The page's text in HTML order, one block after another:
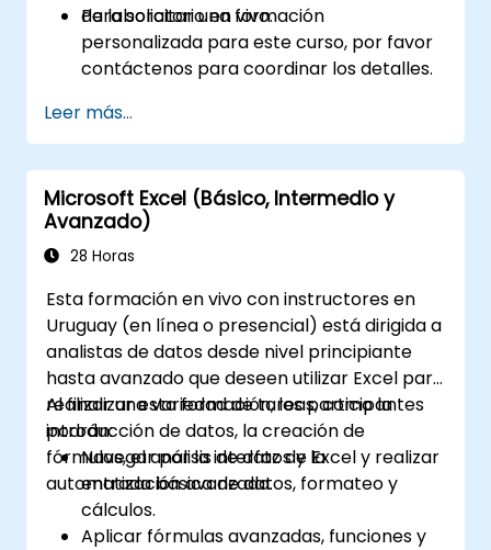
Permite compartir y colaborar en datos en
tiempo real, lo que permite a varios usuarios
trabajar simultáneamente en los mismos
datos. 7. Automatización de tareas: Posibilidad
(Visual Basic for Applications). Excel se utiliza
ampliamente en diversos campos, desde los
negocios hasta la ciencia y la educación. Sus
versátiles funciones permiten analizar datos,
generar informes, presupuestar, elaborar
calendarios, gestionar información y mucho
más.
de laboratorio en vivo.
Para solicitar una formación
personalizada para este curso, por favor
contáctenos para coordinar los detalles.
Leer más...
Microsoft Excel (Básico, Intermedio y
Avanzado)
28 Horas
Esta formación en vivo con instructores en
Uruguay (en línea o presencial) está dirigida a
analistas de datos desde nivel principiante
hasta avanzado que deseen utilizar Excel para
realizar una variedad de tareas, como la
introducción de datos, la creación de
fórmulas, el análisis de datos y la
automatización avanzada.
Al finalizar esta formación, los participantes
podrán:
Navegar por la interfaz de Excel y realizar
entrada básica de datos, formateo y
cálculos.
Aplicar fórmulas avanzadas, funciones y